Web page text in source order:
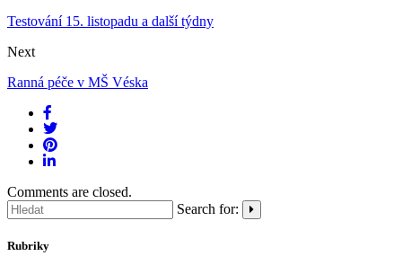
Testování 15. listopadu a další týdny
Next
Ranná péče v MŠ Véska
Comments are closed.
Search for:
Rubriky